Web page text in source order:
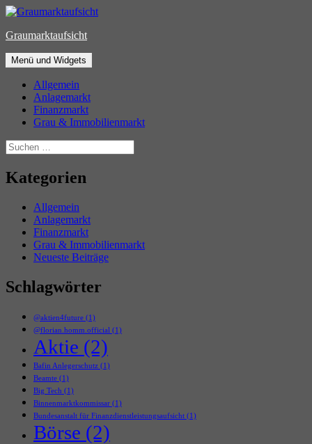
Zum
springen
Graumarktaufsicht
Menü und Widgets
Allgemein
Anlagemarkt
Finanzmarkt
Grau & Immobilienmarkt
Suchen
nach:
Kategorien
Allgemein
Anlagemarkt
Finanzmarkt
Grau & Immobilienmarkt
Neueste Beiträge
Schlagwörter
@aktien4future (1)
@florian.homm.official (1)
Aktie (2)
Bafin Anlegerschutz (1)
Beamte (1)
Big Tech (1)
Binnenmarktkommissar (1)
Bundesanstalt für Finanzdienstleistungsaufsicht (1)
Börse (2)